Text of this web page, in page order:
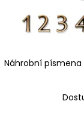
Náhrobní